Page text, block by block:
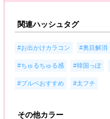
関連ハッシュタグ
#お出かけカラコン #奥目解消
#ちゅるちゅる感 #韓国っぽ
#ブルベおすすめ #太フチ
その他カラー